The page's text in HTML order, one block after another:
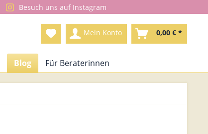
Besuch uns auf Instagram
Mein Konto 0,00 € *
Blog Für Beraterinnen